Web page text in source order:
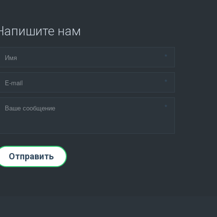
нам
*
*
*
Отправить